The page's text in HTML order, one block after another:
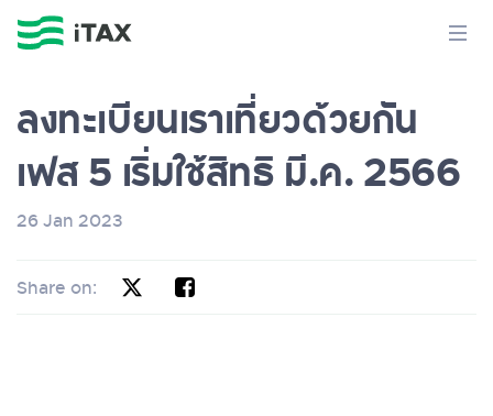
ลงทะเบียนเราเที่ยวด้วยกัน
เฟส 5 เริ่มใช้สิทธิ มี.ค. 2566
26 Jan 2023
Share on: